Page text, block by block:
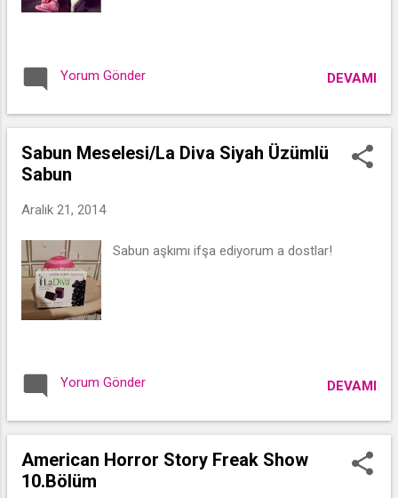
Yorum Gönder DEVAMI
Sabun Meselesi/La Diva Siyah Üzümlü
Sabun
Aralık 21, 2014
Sabun aşkımı ifşa ediyorum a dostlar!
Yorum Gönder DEVAMI
American Horror Story Freak Show
10.Bölüm